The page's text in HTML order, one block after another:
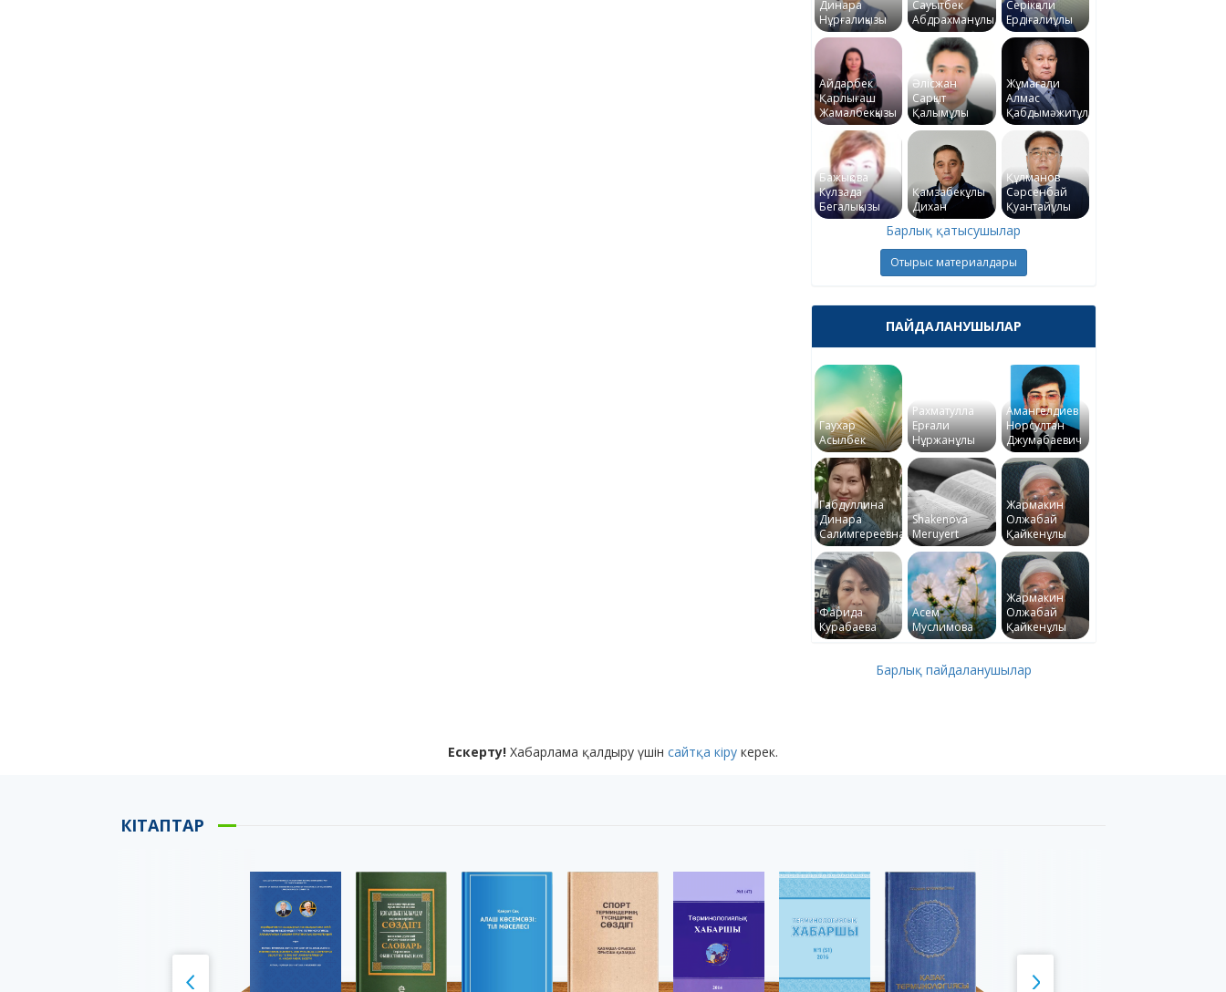
Динара
Нұрғалиқызы
Сауытбек
Абдрахманұлы
Серікқали
Ердіғалиұлы
Айдарбек
Қарлығаш
Жамалбекқызы
Әлісжан
Сарқыт
Қалымұлы
Жұмағали
Алмас
Қабдымәжитұлы
Бажықова
Күлзада
Бегалықызы
Қамзабекұлы
Дихан
Құлманов
Сәрсенбай
Қуантайұлы
Барлық қатысушылар
Отырыс материалдары
ПАЙДАЛАНУШЫЛАР
Гаухар
Асылбек
Рахматулла
Ерғали
Нұржанұлы
Амангелдиев
Норсултан
Джумабаевич
Габдуллина
Динара
Салимгереевна
Shakenova
Meruyert
Жармакин
Олжабай
Қайкенұлы
Фарида
Курабаева
Асем
Муслимова
Жармакин
Олжабай
Қайкенұлы
Барлық пайдаланушылар
Ескерту! Хабарлама қалдыру үшін сайтқа кіру керек.
КІТАПТАР